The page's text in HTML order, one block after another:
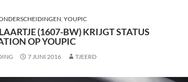
, YOUPIC
(1607-BW) KRIJGT STATUS
OP YOUPIC
7 JUNI 2016 TJEERD